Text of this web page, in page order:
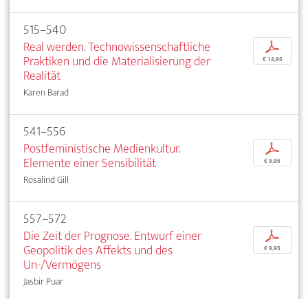
515–540
Real werden. Technowissenschaftliche
Praktiken und die Materialisierung der
Realität
Karen Barad
p
€ 14,95
541–556
Postfeministische Medienkultur.
Elemente einer Sensibilität
Rosalind Gill
p
€ 9,95
557–572
Die Zeit der Prognose. Entwurf einer
Geopolitik des Affekts und des
Un-/Vermögens
Jasbir Puar
p
€ 9,95